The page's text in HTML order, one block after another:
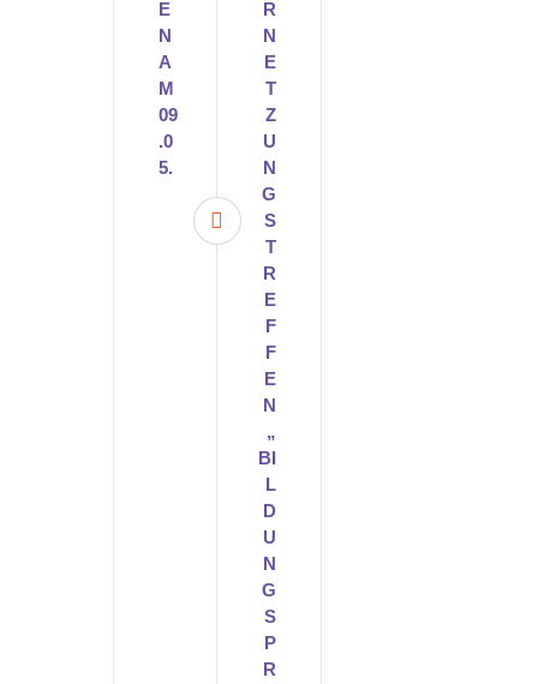
E
N
A
M
09
.0
5.
R
N
E
T
Z
U
N
G
S
T
R
E
F
F
E
N
„
BI
L
D
U
N
G
S
P
R